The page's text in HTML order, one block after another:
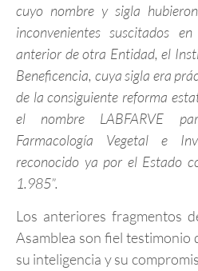
cuyo nombre y sigla
inconvenientes suscitados
anterior de otra Entidad, el
Beneficencia, cuya sigla era
de la consiguiente reforma
el nombre LABFARVE
Farmacología Vegetal e
reconocido ya por el Estado
1.985”.
Los anteriores fragmentos
Asamblea son fiel testimonio
su inteligencia y su